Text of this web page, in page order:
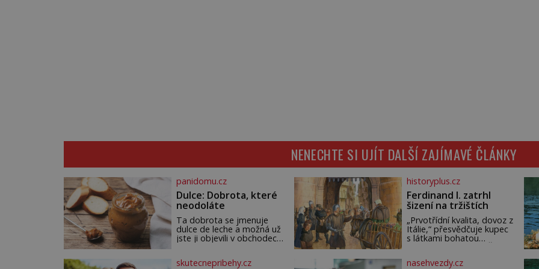
NENECHTE SI UJÍT DALŠÍ ZAJÍMAVÉ ČLÁNKY
panidomu.cz
Dulce: Dobrota, které
neodoláte
Ta dobrota se jmenuje
dulce de leche a možná už
jste ji objevili v obchodech.
ještě lepší. Název je
historyplus.cz
Ferdinand I. zatrhl
šizení na tržištích
„Prvotřídní kvalita, dovoz z
Itálie,“ přesvědčuje kupec
s látkami bohatou
mušelínu. „Vezmu si pět
skutecnepribehy.cz nasehvezdy.cz